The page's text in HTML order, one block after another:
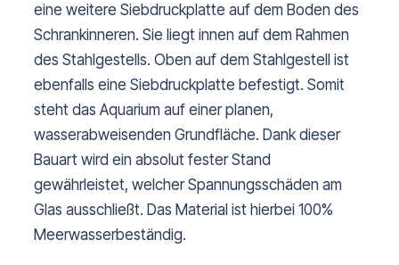
eine weitere Siebdruckplatte auf dem Boden des
Schrankinneren. Sie liegt innen auf dem Rahmen
des Stahlgestells. Oben auf dem Stahlgestell ist
ebenfalls eine Siebdruckplatte befestigt. Somit
steht das Aquarium auf einer planen,
wasserabweisenden Grundfläche. Dank dieser
Bauart wird ein absolut fester Stand
gewährleistet, welcher Spannungsschäden am
Glas ausschließt. Das Material ist hierbei 100%
Meerwasserbeständig.